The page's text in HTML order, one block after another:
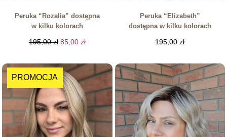
Peruka “Rozalia” dostępna
w kilku kolorach
195,00zł 85,00 zł
Peruka “Elizabeth”
dostępna w kilku kolorach
195,00zł
PROMOCJA